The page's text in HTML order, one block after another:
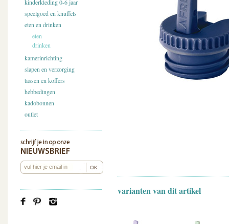
kinderkleding 0-6 jaar
speelgoed en knuffels
eten en drinken
eten
drinken
kamerinrichting
slapen en verzorging
tassen en koffers
hebbedingen
kadobonnen
outlet
varianten van dit artikel